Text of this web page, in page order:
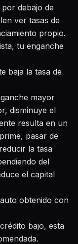
debajo de
ver tasas de
propio.
tu enganche
baja la tasa de
mayor
disminuye el
resulta en un
pasar de
la tasa
del
el capital
obtenido con
bajo, esta